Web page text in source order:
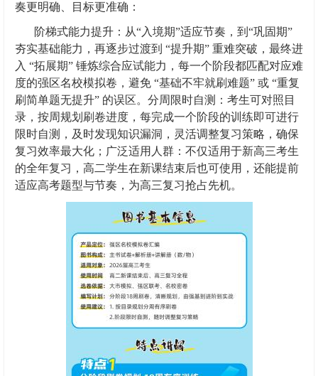
奏更明确、目标更准确：
阶梯式能力提升：从“入境期”适应节奏，到“巩固期”
夯实基础能力，再逐步过渡到 “提升期” 重难突破，最终进
入 “拓展期” 锤炼综合应试能力，每一个阶段都匹配对应难
度的强区名校模拟卷，避免 “基础不牢就刷难题” 或 “重复
刷简单题无提升” 的误区。分周限时自测：考生可对照目
录，按周规划刷卷进度，每完成一个阶段的训练即可进行
限时自测，及时发现知识漏洞，灵活调整复习策略，确保
复习效率最大化；广泛适用人群：不仅适用于新高三考生
的全年复习，高二学生在新课结束后也可使用，还能提前
适应高考题型与节奏，为高三复习抢占先机。